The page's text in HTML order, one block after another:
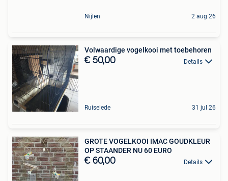
Nijlen 2 aug 26
Volwaardige vogelkooi met toebehoren
€ 50,00 Details
Ruiselede 31 jul 26
GROTE VOGELKOOI IMAC GOUDKLEUR
OP STAANDER NU 60 EURO
€ 60,00 Details